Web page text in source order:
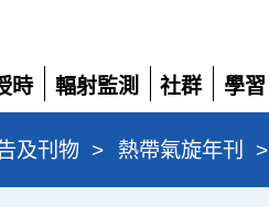
時
輻射監測
展
開
社群
展
開
學習
展
開
及刊物 > 熱帶氣旋年刊 >